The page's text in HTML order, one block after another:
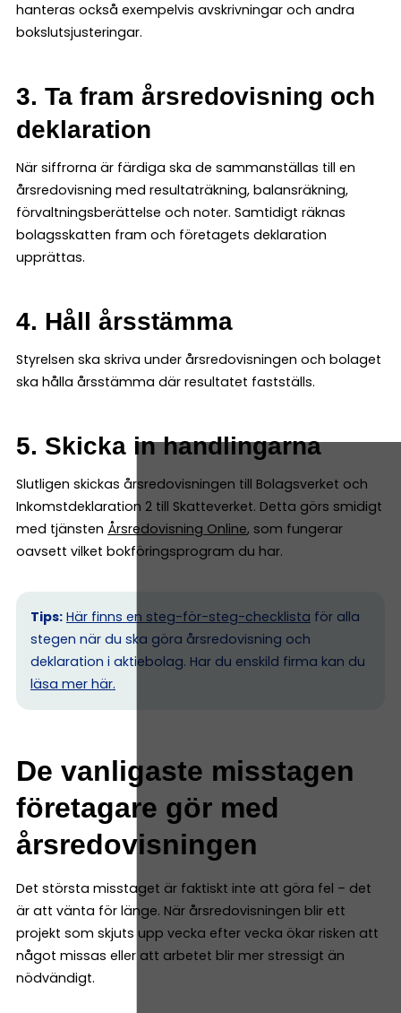
hanteras också exempelvis avskrivningar och andra
bokslutsjusteringar.
3. Ta fram årsredovisning och
deklaration
När siffrorna är färdiga ska de sammanställas till en
årsredovisning med resultaträkning, balansräkning,
förvaltningsberättelse och noter. Samtidigt räknas
bolagsskatten fram och företagets deklaration
upprättas.
4. Håll årsstämma
Styrelsen ska skriva under årsredovisningen och bolaget
ska hålla årsstämma där resultatet fastställs.
5. Skicka in handlingarna
Slutligen skickas årsredovisningen till Bolagsverket och
Inkomstdeklaration 2 till Skatteverket. Detta görs smidigt
med tjänsten Årsredovisning Online, som fungerar
oavsett vilket bokföringsprogram du har.
Tips: Här finns en steg-för-steg-checklista för alla
stegen när du ska göra årsredovisning och
deklaration i aktiebolag. Har du enskild firma kan du
läsa mer här.
De vanligaste misstagen
företagare gör med
årsredovisningen
Det största misstaget är faktiskt inte att göra fel – det
är att vänta för länge. När årsredovisningen blir ett
projekt som skjuts upp vecka efter vecka ökar risken att
något missas eller att arbetet blir mer stressigt än
nödvändigt.